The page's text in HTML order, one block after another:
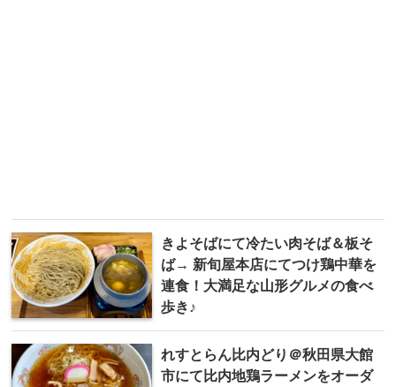
きよそばにて冷たい肉そば＆板そ
ば→ 新旬屋本店にてつけ鶏中華を
連食！大満足な山形グルメの食べ
歩き♪
れすとらん比内どり＠秋田県大館
市にて比内地鶏ラーメンをオーダ